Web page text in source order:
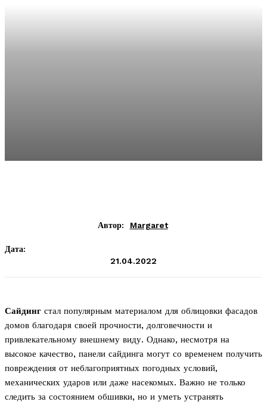
Автор: Margaret
Дата:
21.04.2022
Сайдинг стал популярным материалом для облицовки фасадов
домов благодаря своей прочности, долговечности и
привлекательному внешнему виду. Однако, несмотря на
высокое качество, панели сайдинга могут со временем получить
повреждения от неблагоприятных погодных условий,
механических ударов или даже насекомых. Важно не только
следить за состоянием обшивки, но и уметь устранять